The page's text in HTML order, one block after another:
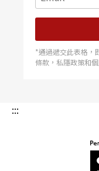
*通過遞交此表格，
條款，私隱政策和
:::